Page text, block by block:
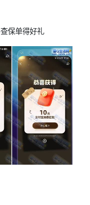
保单得好礼